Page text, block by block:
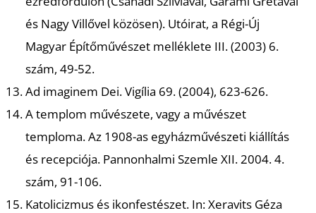
és Nagy Villővel közösen). Utóirat, a Régi-Új
Magyar Építőművészet melléklete III. (2003) 6.
szám, 49-52.
Ad imaginem Dei.Vigília 69. (2004), 623-626.
A templom művészete, vagy a művészet
temploma. Az 1908-as egyházművészeti kiállítás
és recepciója.Pannonhalmi Szemle XII. 2004. 4.
szám, 91-106.
Katolicizmus és ikonfestészet. In: Xeravits Géza